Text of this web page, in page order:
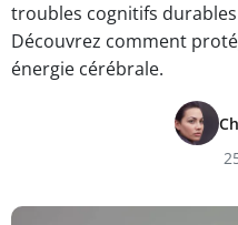
troubles cognitifs
Découvrez comment
énergie cérébrale.